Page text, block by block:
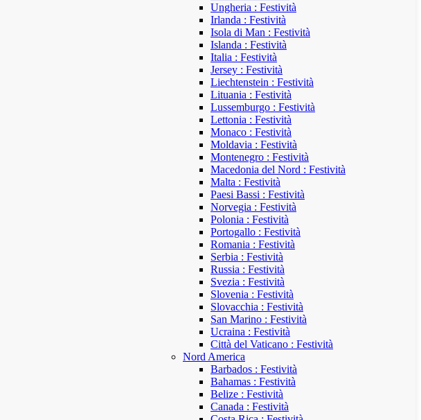
Ungheria : Festività
Irlanda : Festività
Isola di Man : Festività
Islanda : Festività
Italia : Festività
Jersey : Festività
Liechtenstein : Festività
Lituania : Festività
Lussemburgo : Festività
Lettonia : Festività
Monaco : Festività
Moldavia : Festività
Montenegro : Festività
Macedonia del Nord : Festività
Malta : Festività
Paesi Bassi : Festività
Norvegia : Festività
Polonia : Festività
Portogallo : Festività
Romania : Festività
Serbia : Festività
Russia : Festività
Svezia : Festività
Slovenia : Festività
Slovacchia : Festività
San Marino : Festività
Ucraina : Festività
Città del Vaticano : Festività
Nord America
Barbados : Festività
Bahamas : Festività
Belize : Festività
Canada : Festività